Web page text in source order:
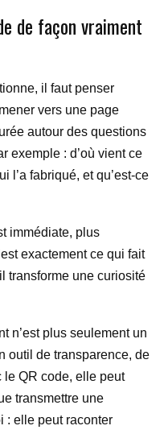
de façon vraiment
il faut penser
vers une page
autour des questions
exemple : d’où vient ce
l’a fabriqué, et qu’est-ce
immédiate, plus
exactement ce qui fait
transforme une curiosité
n’est plus seulement un
outil de transparence, de
le QR code, elle peut
transmettre une
: elle peut raconter